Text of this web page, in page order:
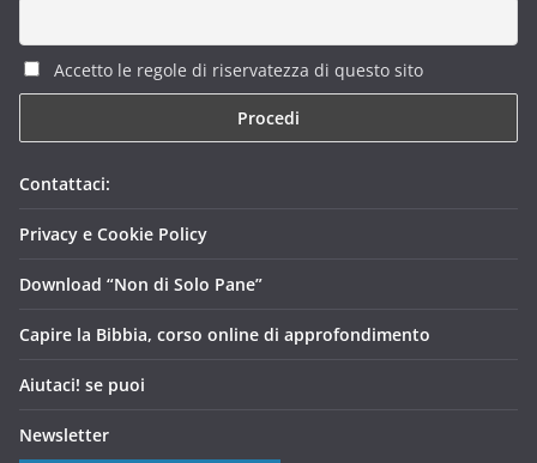
Accetto le regole di riservatezza di questo sito
Contattaci:
Privacy e Cookie Policy
Download “Non di Solo Pane”
Capire la Bibbia, corso online di approfondimento
Aiutaci! se puoi
Newsletter